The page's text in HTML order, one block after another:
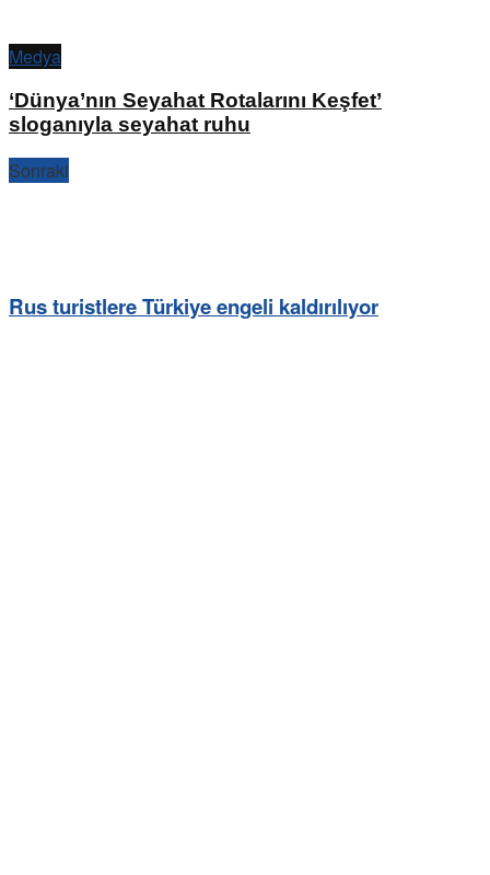
Medya
‘Dünya’nın Seyahat Rotalarını Keşfet’
sloganıyla seyahat ruhu
Sonraki
Rus turistlere Türkiye engeli kaldırılıyor